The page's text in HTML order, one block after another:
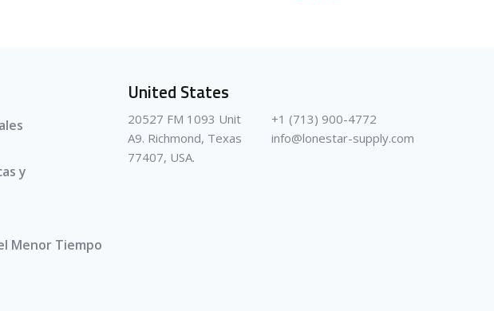
y
Menor Tiempo
United States
20527 FM 1093 Unit
A9. Richmond, Texas
77407, USA.
+1 (713) 900-4772
info@lonestar-supply.com